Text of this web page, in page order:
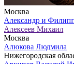
Москва
Александр и
Алексеев Михаил
Москва
Алюкова Людмила
Нижегородская